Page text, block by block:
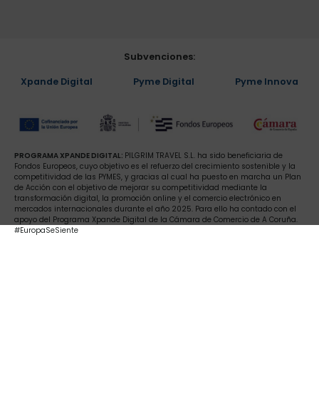
Subvenciones:
Xpande Digital Pyme Digital Pyme Innova
PROGRAMA XPANDE DIGITAL: PILGRIM TRAVEL S.L. ha sido beneficiaria de
Fondos Europeos, cuyo objetivo es el refuerzo del crecimiento sostenible y la
competitividad de las PYMES, y gracias al cual ha puesto en marcha un Plan
de Acción con el objetivo de mejorar su competitividad mediante la
transformación digital, la promoción online y el comercio electrónico en
mercados internacionales durante el año 2025. Para ello ha contado con el
apoyo del Programa Xpande Digital de la Cámara de Comercio de A Coruña.
#EuropaSeSiente